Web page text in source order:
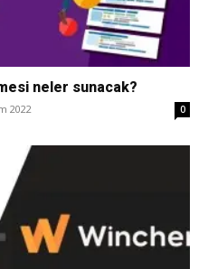
Pazarlaması
–
neler sunacak?
2022 0